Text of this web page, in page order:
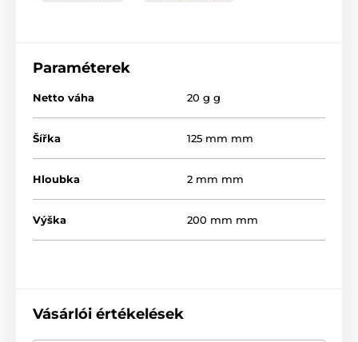
Paraméterek
Netto váha 20 g g
Šířka 125 mm mm
Hloubka 2 mm mm
Výška 200 mm mm
Vásárlói értékelések